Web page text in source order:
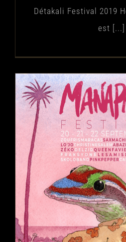
Détakali Festival 2019
est [...]
Fischer Réunion
Festival
Blog Concerts